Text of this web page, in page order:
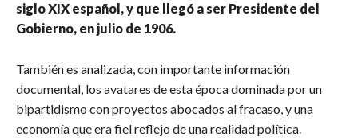
siglo XIX español, y que llegó a ser Presidente del
Gobierno, en julio de 1906.
También es analizada, con importante información
documental, los avatares de esta época dominada por un
bipartidismo con proyectos abocados al fracaso, y una
economía que era fiel reflejo de una realidad política.